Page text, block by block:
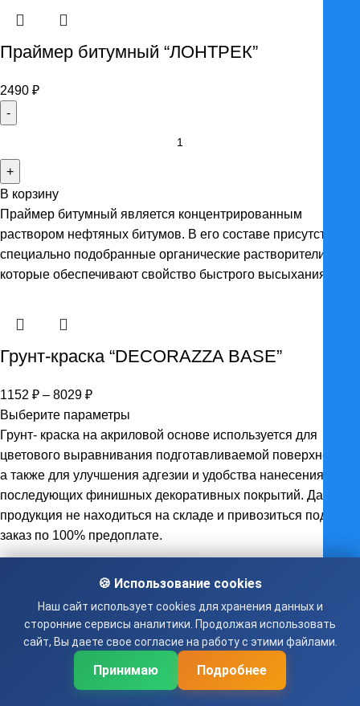
Праймер битумный “ЛОНТРЕК”
2490 ₽
Праймер
битумный
"ЛОНТРЕК"
В корзину
Праймер битумный является концентрированным
раствором нефтяных битумов. В его составе присутствуют
специально подобранные органические растворители,
которые обеспечивают свойство быстрого высыхания.
Грунт-краска “DECORAZZA BASE”
1152 ₽ – 8029 ₽Диапазон
цен:
1152 ₽
–
8029 ₽
Выберите параметры
Грунт- краска на акриловой основе используется для
цветового выравнивания подготавливаемой поверхности,
а также для улучшения адгезии и удобства нанесения
последующих финишных декоративных покрытий. Данная
продукция не находиться на складе и привозиться под
заказ по 100% предоплате.
Грунт 022 для фасадных работ
₽Диапазон
цен:
Выберите параметры
Грунтовка для фасадных работ экологически чистая,без
🍪 Использование cookies
Наш сайт использует cookies для хранения данных и
сторонние сервисы аналитики. Продолжая использовать
сайт, Вы даете свое согласие на работу с этими файлами.
Принимаю Подробнее